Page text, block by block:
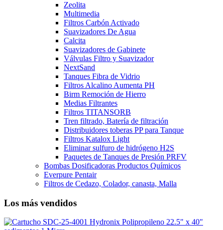
Zeolita
Multimedia
Filtros Carbón Activado
Suavizadores De Agua
Calcita
Suavizadores de Gabinete
Válvulas Filtro y Suavizador
NextSand
Tanques Fibra de Vidrio
Filtros Alcalino Aumenta PH
Birm Remoción de Hierro
Medias Filtrantes
Filtros TITANSORB
Tren filtrado, Batería de filtración
Distribuidores toberas PP para Tanque
Filtros Katalox Light
Eliminar sulfuro de hidrógeno H2S
Paquetes de Tanques de Presión PRFV
Bombas Dosificadoras Productos Químicos
Everpure Pentair
Filtros de Cedazo, Colador, canasta, Malla
Los más vendidos